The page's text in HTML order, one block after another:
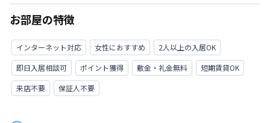
お部屋の特徴
インターネット対応 女性におすすめ
2人以上の入居OK
即日入居相談可
ポイント獲得 敷金・礼金無料
短期賃貸OK
来店不要
保証人不要